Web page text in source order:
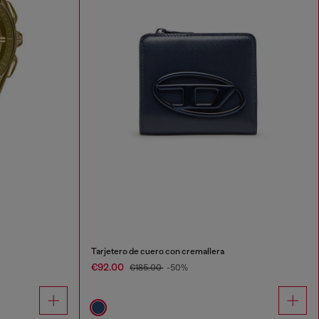
Tarjetero de cuero con cremallera
€92.00 €185.00 -50%